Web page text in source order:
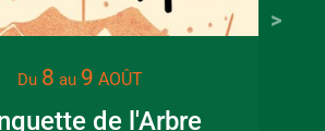
Du 8 au 9 AOÛT
de l'Arbre